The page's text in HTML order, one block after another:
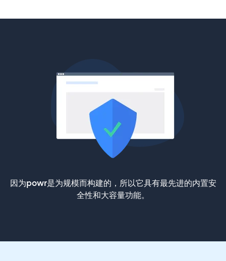
因为powr是为规模而构建的，所以它具有最先进的内置安
全性和大容量功能。